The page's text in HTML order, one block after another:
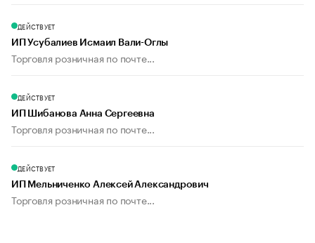
ДЕЙСТВУЕТ
ИП Усубалиев Исмаил Вали-Оглы
Торговля розничная по почте...
ДЕЙСТВУЕТ
ИП Шибанова Анна Сергеевна
Торговля розничная по почте...
ДЕЙСТВУЕТ
ИП Мельниченко Алексей Александрович
Торговля розничная по почте...